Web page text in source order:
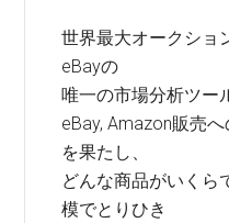
世界最大オークショ
eBayの
唯一の市場分析ツー
eBay, Amazon販売
を果たし、
どんな商品がいくら
模でとりひき